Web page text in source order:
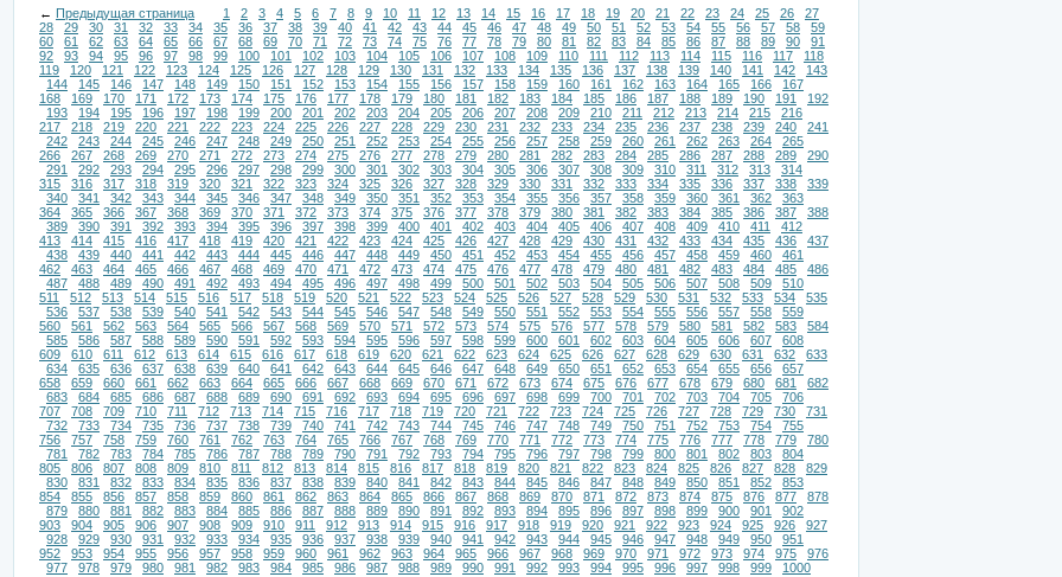
← Предыдущая страница 1 2 3 4 5 6 7 8 9 10 11 12 13 14 15 16 17 18 19 20 21 22 23 24 25 26
27
28
29 30 31 32 33 34 35 36 37 38 39 40 41 42 43 44 45 46 47 48 49 50 51 52 53 54 55 56 57 58
59
60
61 62 63 64 65 66 67 68 69 70 71 72 73 74 75 76 77 78 79 80 81 82 83 84 85 86 87 88 89 90
91
92
93 94 95 96 97 98 99 100 101 102 103 104 105 106 107 108 109 110 111 112 113 114 115 116 117
118
119
120 121 122 123 124 125 126 127 128 129 130 131 132 133 134 135 136 137 138 139 140 141 142
143
144
145 146 147 148 149 150 151 152 153 154 155 156 157 158 159 160 161 162 163 164 165 166
167
168
169 170 171 172 173 174 175 176 177 178 179 180 181 182 183 184 185 186 187 188 189 190 191
192
193
194 195 196 197 198 199 200 201 202 203 204 205 206 207 208 209 210 211 212 213 214 215
216
217
218 219 220 221 222 223 224 225 226 227 228 229 230 231 232 233 234 235 236 237 238 239 240
241
242
243 244 245 246 247 248 249 250 251 252 253 254 255 256 257 258 259 260 261 262 263 264
265
266
267 268 269 270 271 272 273 274 275 276 277 278 279 280 281 282 283 284 285 286 287 288 289
290
291
292 293 294 295 296 297 298 299 300 301 302 303 304 305 306 307 308 309 310 311 312 313
314
315
316 317 318 319 320 321 322 323 324 325 326 327 328 329 330 331 332 333 334 335 336 337 338
339
340
341 342 343 344 345 346 347 348 349 350 351 352 353 354 355 356 357 358 359 360 361 362
363
364
365 366 367 368 369 370 371 372 373 374 375 376 377 378 379 380 381 382 383 384 385 386 387
388
389
390 391 392 393 394 395 396 397 398 399 400 401 402 403 404 405 406 407 408 409 410 411
412
413
414 415 416 417 418 419 420 421 422 423 424 425 426 427 428 429 430 431 432 433 434 435 436
437
438
439 440 441 442 443 444 445 446 447 448 449 450 451 452 453 454 455 456 457 458 459 460
461
462
463 464 465 466 467 468 469 470 471 472 473 474 475 476 477 478 479 480 481 482 483 484 485
486
487
488 489 490 491 492 493 494 495 496 497 498 499 500 501 502 503 504 505 506 507 508 509
510
511
512 513 514 515 516 517 518 519 520 521 522 523 524 525 526 527 528 529 530 531 532 533 534
535
536
537 538 539 540 541 542 543 544 545 546 547 548 549 550 551 552 553 554 555 556 557 558
559
560
561 562 563 564 565 566 567 568 569 570 571 572 573 574 575 576 577 578 579 580 581 582 583
584
585
586 587 588 589 590 591 592 593 594 595 596 597 598 599 600 601 602 603 604 605 606 607
608
609
610 611 612 613 614 615 616 617 618 619 620 621 622 623 624 625 626 627 628 629 630 631 632
633
634
635 636 637 638 639 640 641 642 643 644 645 646 647 648 649 650 651 652 653 654 655 656
657
658
659 660 661 662 663 664 665 666 667 668 669 670 671 672 673 674 675 676 677 678 679 680 681
682
683
684 685 686 687 688 689 690 691 692 693 694 695 696 697 698 699 700 701 702 703 704 705
706
707
708 709 710 711 712 713 714 715 716 717 718 719 720 721 722 723 724 725 726 727 728 729 730
731
732
733 734 735 736 737 738 739 740 741 742 743 744 745 746 747 748 749 750 751 752 753 754
755
756
757 758 759 760 761 762 763 764 765 766 767 768 769 770 771 772 773 774 775 776 777 778 779
780
781
782 783 784 785 786 787 788 789 790 791 792 793 794 795 796 797 798 799 800 801 802 803
804
805
806 807 808 809 810 811 812 813 814 815 816 817 818 819 820 821 822 823 824 825 826 827 828
829
830
831 832 833 834 835 836 837 838 839 840 841 842 843 844 845 846 847 848 849 850 851 852
853
854
855 856 857 858 859 860 861 862 863 864 865 866 867 868 869 870 871 872 873 874 875 876 877
878
879
880 881 882 883 884 885 886 887 888 889 890 891 892 893 894 895 896 897 898 899 900 901
902
903
904 905 906 907 908 909 910 911 912 913 914 915 916 917 918 919 920 921 922 923 924 925 926
927
928
929 930 931 932 933 934 935 936 937 938 939 940 941 942 943 944 945 946 947 948 949 950
951
952
953 954 955 956 957 958 959 960 961 962 963 964 965 966 967 968 969 970 971 972 973 974 975
976
977
978 979 980 981 982 983 984 985 986 987 988 989 990 991 992 993 994 995 996 997 998 999
1000